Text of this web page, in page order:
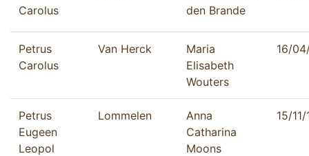
Carolus
den Brande
Petrus
Carolus
Van Herck
Maria
Elisabeth
Wouters
16/
Petrus
Eugeen
Leopol
Lommelen
Anna
Catharina
Moons
15/